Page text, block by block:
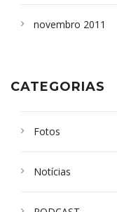
novembro 2011
CATEGORIAS
Fotos
Notícias